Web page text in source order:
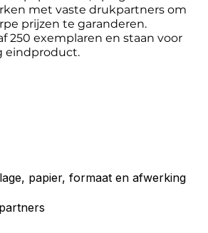
met vaste drukpartners om
prijzen te garanderen.
250 exemplaren en staan voor
eindproduct.
papier, formaat en afwerking